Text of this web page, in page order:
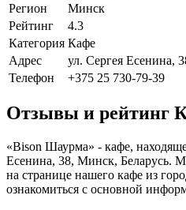
Регион
Минск
Рейтинг
4.3
Категория Кафе
Адрес
ул. Сергея Есенина,
Телефон
+375 25 730-79-39
Отзывы и рейтинг
«Bison Шаурма» - кафе,
Есенина, 38, Минск, Беларусь.
на странице нашего кафе из
ознакомиться с основной